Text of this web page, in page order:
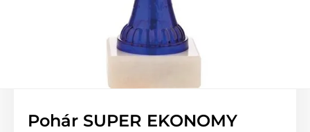
Pohár SUPER EKONOMY